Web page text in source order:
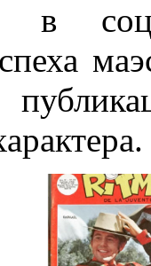
в